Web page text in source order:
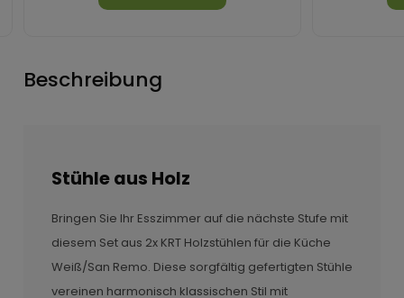
Beschreibung
Stühle aus Holz
Bringen Sie Ihr Esszimmer auf die nächste Stufe mit
diesem Set aus 2x KRT Holzstühlen für die Küche
Weiß/San Remo. Diese sorgfältig gefertigten Stühle
vereinen harmonisch klassischen Stil mit